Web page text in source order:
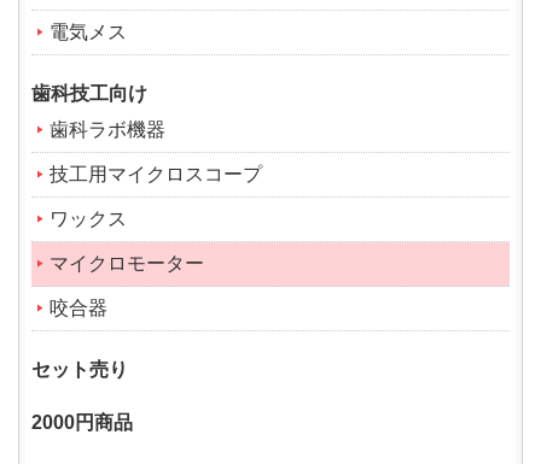
電気メス
歯科技工向け
歯科ラボ機器
技工用マイクロスコープ
ワックス
マイクロモーター
咬合器
セット売り
2000円商品